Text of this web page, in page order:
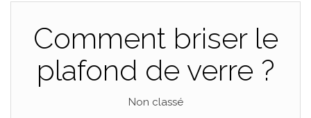
Comment briser le
plafond de verre ?
Non classé